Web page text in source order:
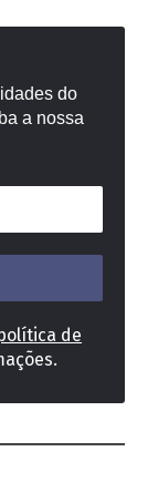
do
a nossa
de